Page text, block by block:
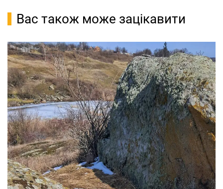
Вас також може зацікавити